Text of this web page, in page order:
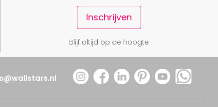
Inschrijven
Blijf altijd op de hoogte